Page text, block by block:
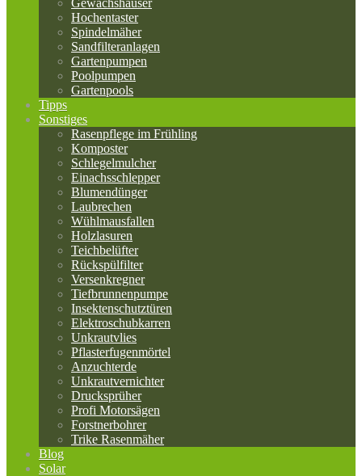
Gewächshäuser
Hochentaster
Spindelmäher
Sandfilteranlagen
Gartenpumpen
Poolpumpen
Gartenpools
Tipps
Sonstiges
Rasenpflege im Frühling
Komposter
Schlegelmulcher
Einachsschlepper
Blumendünger
Laubrechen
Wühlmausfallen
Holzlasuren
Teichbelüfter
Rückspülfilter
Versenkregner
Tiefbrunnenpumpe
Insektenschutztüren
Elektroschubkarren
Unkrautvlies
Pflasterfugenmörtel
Anzuchterde
Unkrautvernichter
Drucksprüher
Profi Motorsägen
Forstnerbohrer
Trike Rasenmäher
Blog
Solar